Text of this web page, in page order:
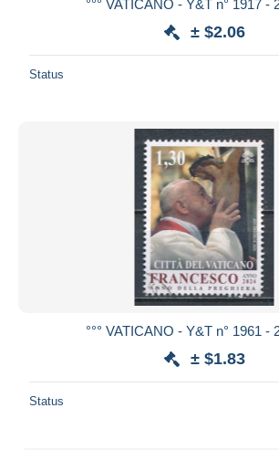
°°° VATICANO - Y&T n° 1917 -
± $2.06
Status
°°° VATICANO - Y&T n° 1961 -
± $1.83
Status